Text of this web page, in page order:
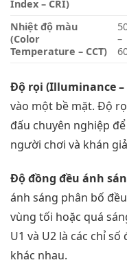
Index – CRI)
Nhiệt độ màu
(Color
Temperature – CCT)
–
Độ rọi (Illuminance –
vào một bề mặt. Độ
đấu chuyên nghiệp
người chơi và khán
Độ đồng đều ánh
ánh sáng phân bố
vùng tối hoặc quá
U1 và U2 là các chỉ
khác nhau.